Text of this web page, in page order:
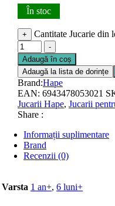
În stoc
+ Cantitate Jucarie din
-
Adaugă în coș
Adaugă la lista de dorințe
Brand:Hape
EAN: 6943478053021
Jucarii Hape, Jucarii
Share :
Informații suplimentare
Brand
Recenzii (0)
Varsta 1 an+, 6 luni+